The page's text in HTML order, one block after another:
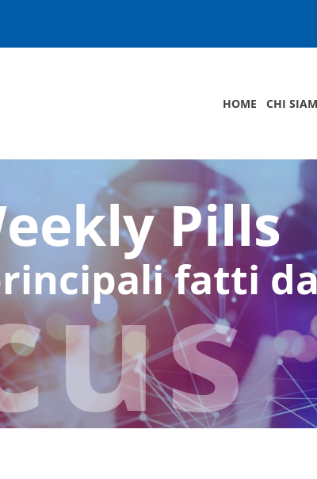
HOME CHI
Pills
fatti